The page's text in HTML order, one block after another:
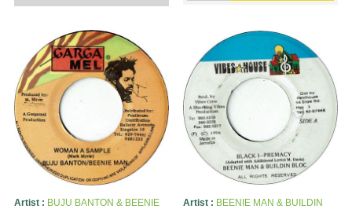
Artist : BUJU BANTON & BEENIE
Artist : BEENIE MAN & BUILDIN